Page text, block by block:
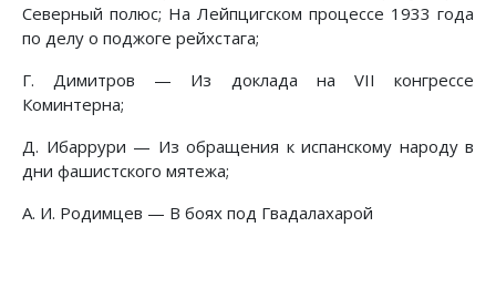
Северный полюс; На Лейпцигском процессе 1933 года
по делу о поджоге рейхстага;
Г. Димитров — Из доклада на VII конгрессе
Коминтерна;
Д. Ибаррури — Из обращения к испанскому народу в
дни фашистского мятежа;
А. И. Родимцев — В боях под Гвадалахарой